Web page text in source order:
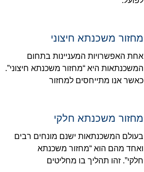
מחזור משכנתא חיצוני
אחת האפשרויות המעניינות בתחום
המשכנתאות היא “מחזור משכנתא חיצוני”.
כאשר אנו מתייחסים למחזור
מחזור משכנתא חלקי
בעולם המשכנתאות ישנם מונחים רבים
ואחד מהם הוא “מחזור משכנתא
חלקי”. זהו תהליך בו מחליטים